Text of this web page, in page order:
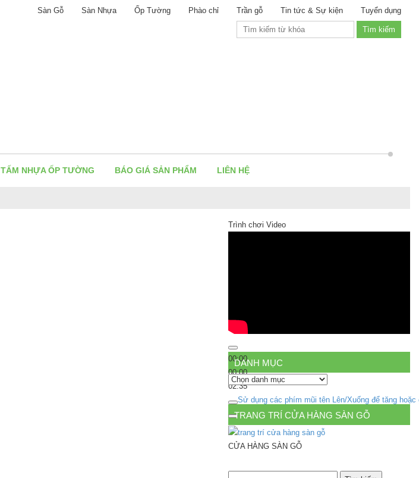
Sàn Gỗ Sàn Nhựa Ốp Tường Phào chỉ Trần gỗ Tin tức & Sự kiện Tuyển dụng
TẤM NHỰA ỐP TƯỜNG BÁO GIÁ SẢN PHẨM LIÊN HỆ
Trình chơi Video
00:00
00:00
02:35
Sử dụng các phím mũi tên Lên/Xuống để tăng
DANH MỤC
Danh
TRANG TRÍ CỬA HÀNG SÀN GỖ
CỬA HÀNG SÀN GỖ